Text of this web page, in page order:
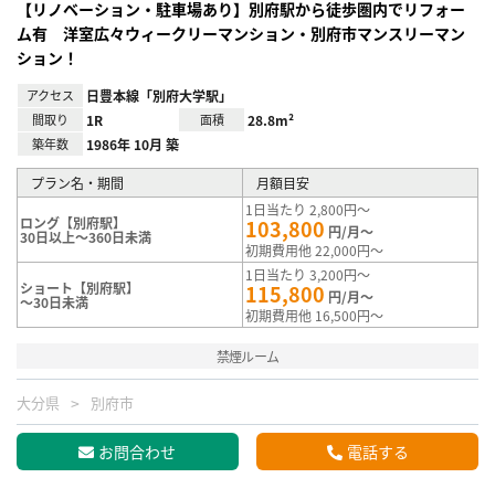
【リノベーション・駐車場あり】別府駅から徒歩圏内でリフォー
ム有 洋室広々ウィークリーマンション・別府市マンスリーマン
ション！
アクセス 日豊本線「別府大学駅」
間取り 1R 面積 28.8m²
築年数 1986年 10月 築
プラン名・期間 月額目安
ロング【別府駅】
30日以上～360日未満
1日当たり 2,800円～
103,800 円/月～
初期費用他 22,000円～
ショート【別府駅】
～30日未満
1日当たり 3,200円～
115,800 円/月～
初期費用他 16,500円～
禁煙ルーム
大分県 別府市
お問合わせ 電話する